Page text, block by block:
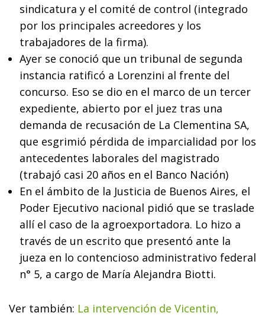
sindicatura y el comité de control (integrado
por los principales acreedores y los
trabajadores de la firma).
Ayer se conoció que un tribunal de segunda
instancia ratificó a Lorenzini al frente del
concurso. Eso se dio en el marco de un tercer
expediente, abierto por el juez tras una
demanda de recusación de La Clementina SA,
que esgrimió pérdida de imparcialidad por los
antecedentes laborales del magistrado
(trabajó casi 20 años en el Banco Nación)
En el ámbito de la Justicia de Buenos Aires, el
Poder Ejecutivo nacional pidió que se traslade
allí el caso de la agroexportadora. Lo hizo a
través de un escrito que presentó ante la
jueza en lo contencioso administrativo federal
n° 5, a cargo de María Alejandra Biotti.
Ver también: La intervención de Vicentin,